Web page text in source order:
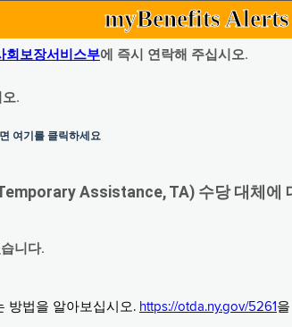
myBenefits Alerts
회보장서비스부에 즉시 연락해 주십시오.
.
여기를 클릭하세요
Assistance, TA) 수당 대체에
니다.
방법을 알아보십시오. https://otda.ny.gov/5261